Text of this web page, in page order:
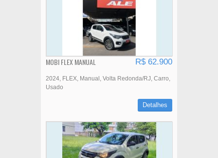
MOBI FLEX MANUAL R$ 62.900
2024 FLEX Manual Volta Redonda/RJ Carro
Usado
Detalhes